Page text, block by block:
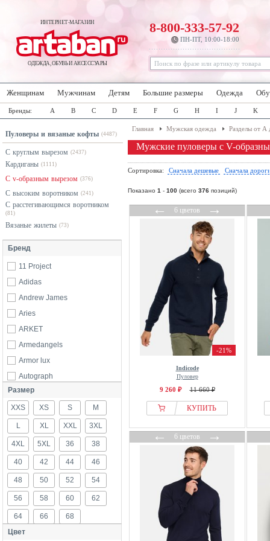
ИНТЕРНЕТ-МАГАЗИН
ОДЕЖДА, ОБУВЬ И АКСЕССУАРЫ
8-800-333-57-92
ПН-ПТ, 10:00-18:00
Женщинам Мужчинам Детям Большие размеры Одежда
Бренды: A B C D E F G H I J K
Пуловеры и вязаные кофты (4487)
С круглым вырезом (2437)
Кардиганы (1111)
С v-образным вырезом (376)
С высоким воротником (241)
С расстегивающимся воротником
(81)
Вязаные жилеты (73)
Бренд
11 Project
Adidas
Andrew James
Aries
ARKET
Armedangels
Armor lux
Autograph
Babista
Baileys
Balmohk
Bershka
Bläck
Blend
Boggi Milano
BOSS
Brooks Brothers
Bugatti
Размер
XXS XS S M
L XL XXL 3XL
4XL 5XL 36 38
40 42 44 46
48 50 52 54
56 58 60 62
64 66
68
Цвет
Главная Мужская одежда Разделы от А
Мужские пуловеры с V-
Сортировка: Сначала дешевые Сначала
Показано 1 - 100 (всего 376 позиций)
←6 цветов→
-21%
Indicode
Пуловер
9 260 ₽ 11 660 ₽
КУПИТЬ
←6 цветов→